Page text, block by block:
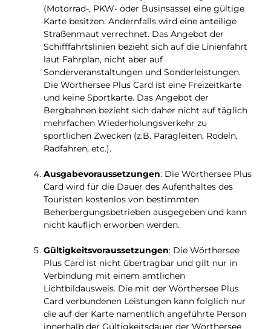
(Motorrad-, PKW- oder Businsasse) eine gültige
Karte besitzen. Andernfalls wird eine anteilige
Straßenmaut verrechnet. Das Angebot der
Schifffahrtslinien bezieht sich auf die Linienfahrt
laut Fahrplan, nicht aber auf
Sonderveranstaltungen und Sonderleistungen.
Die Wörthersee Plus Card ist eine Freizeitkarte
und keine Sportkarte. Das Angebot der
Bergbahnen bezieht sich daher nicht auf täglich
mehrfachen Wiederholungsverkehr zu
sportlichen Zwecken (z.B. Paragleiten, Rodeln,
Radfahren, etc.).
Ausgabevoraussetzungen: Die Wörthersee Plus
Card wird für die Dauer des Aufenthaltes des
Touristen kostenlos von bestimmten
Beherbergungsbetrieben ausgegeben und kann
nicht käuflich erworben werden.
Gültigkeitsvoraussetzungen: Die Wörthersee
Plus Card ist nicht übertragbar und gilt nur in
Verbindung mit einem amtlichen
Lichtbildausweis. Die mit der Wörthersee Plus
Card verbundenen Leistungen kann folglich nur
die auf der Karte namentlich angeführte Person